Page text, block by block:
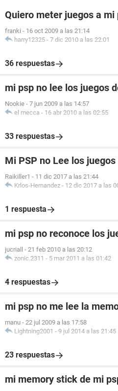
Quiero meter juegos a mi
franki - 16 oct 2009 a las 21:14
harry12325 - 7 dic 2010 a las 22:01
36 respuestas
mi psp no lee los juegos
Nookie - 7 jun 2009 a las 14:57
el mecca - 16 abr 2010 a las 02:55
33 respuestas
Mi PSP no Lee los
Raikiller1 - 11 dic 2017 a las 21:44
Krlos-Hernandez - 12 dic 2017 a las
1 respuesta
mi psp no reconoce los
jucriall - 21 feb 2010 a las 20:12
zonic.2311 - 5 mar 2011 a las 01:42
4 respuestas
mi psp no me lee la
manu - 22 jul 2009 a las 17:58
Lightning2001 - 9 jul 2014 a las 21:45
23 respuestas
mi memory stick de mi